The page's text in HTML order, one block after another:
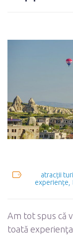
atracții
experiențe
Am tot spus că
toată